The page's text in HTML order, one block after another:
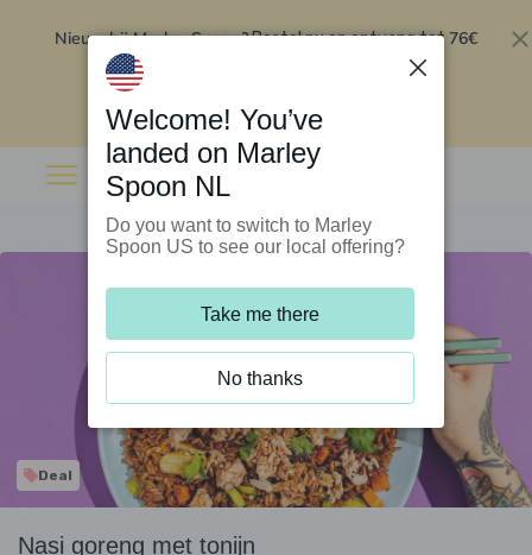
Nieuw bij Marley Spoon?Bestel nu en ontvang tot 76€
Deal
Nasi goreng met tonijn
Welcome! You’ve
landed on Marley
Spoon NL
Do you want to switch to Marley
Spoon US to see our local offering?
Take me there
No thanks